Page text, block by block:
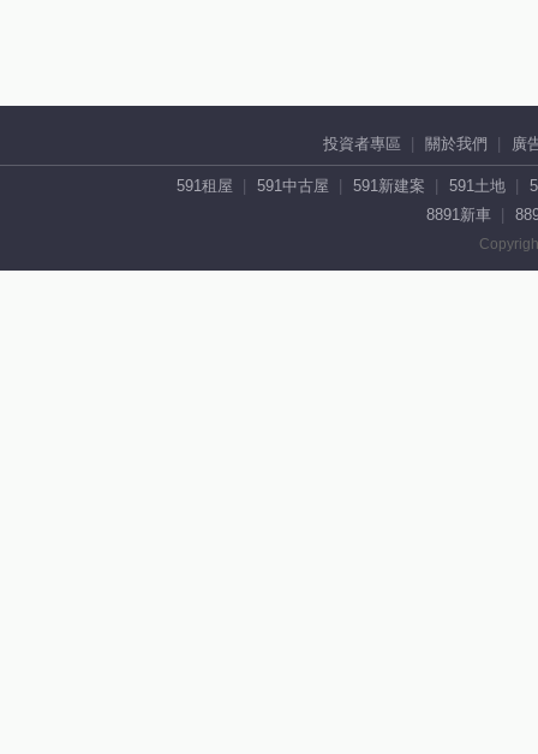
投資者專區 關於我們 廣
591租屋 591中古屋 591新建案 591土地
8891新車